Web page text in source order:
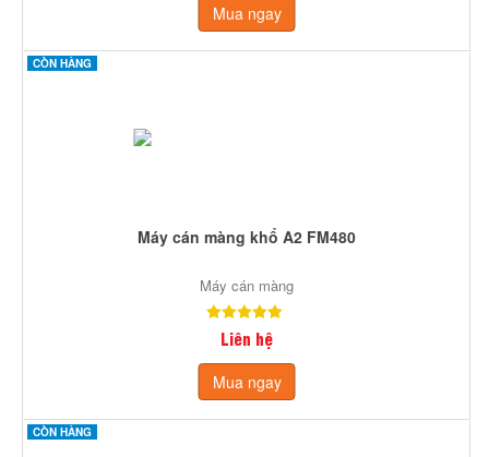
Mua ngay
CÒN HÀNG
Máy cán màng khổ A2 FM480
Máy cán màng
Liên hệ
Mua ngay
CÒN HÀNG